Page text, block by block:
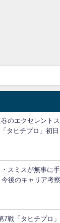
のエクセレント
タヒチプロ」初日
スミスが無事に
後のキャリア考察
7戦「タヒチプロ